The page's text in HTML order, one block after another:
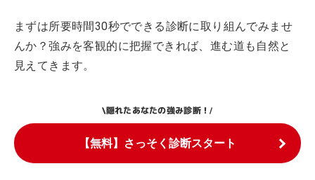
まずは所要時間30秒でできる診断に取り組んでみませ
んか？強みを客観的に把握できれば、進む道も自然と
見えてきます。
\隠れたあなたの強み診断！/
【無料】さっそく診断スタート